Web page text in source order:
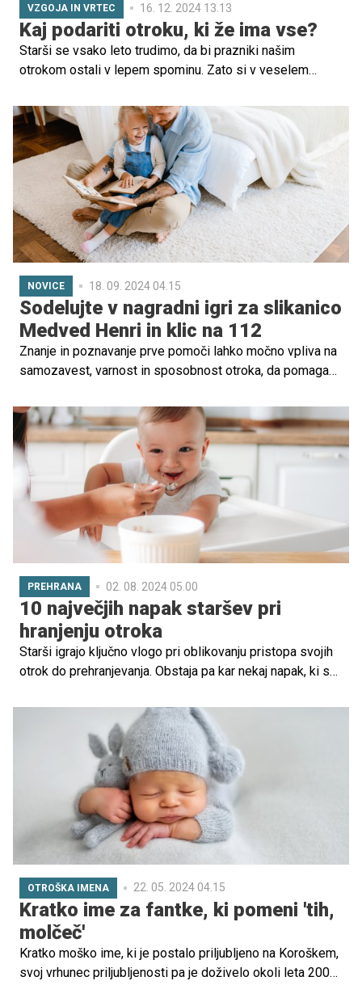
VZGOJA IN VRTEC 16. 12. 2024 13.13
Kaj podariti otroku, ki že ima vse?
Starši se vsako leto trudimo, da bi prazniki našim
otrokom ostali v lepem spominu. Zato si v veselem
doma, peko piškotov in postavljanje božičnega drevesa.
Ogromno časa posvetimo tudi iskanju pravega darila. Ne
bi namreč radi kupili nekaj, kar bo zanimivo le dan ali dva
in ne bo imelo nobene dodane vrednosti. Kaj torej
podariti?
NOVICE 18. 09. 2024 04.15
Sodelujte v nagradni igri za slikanico
Medved Henri in klic na 112
Znanje in poznavanje prve pomoči lahko močno vpliva na
samozavest, varnost in sposobnost otroka, da pomaga
poučno in krasno knjigo, s pomočjo katere boste otroku
približali znanje iz prve pomoči. Vse, kar morate storiti, je
to, da izpolnite spodnjo prijavnico.
PREHRANA 02. 08. 2024 05.00
10 največjih napak staršev pri
hranjenju otroka
Starši igrajo ključno vlogo pri oblikovanju pristopa svojih
otrok do prehranjevanja. Obstaja pa kar nekaj napak, ki se
OTROŠKA IMENA 22. 05. 2024 04.15
Kratko ime za fantke, ki pomeni 'tih,
molčeč'
Kratko moško ime, ki je postalo priljubljeno na Koroškem,
svoj vrhunec priljubljenosti pa je doživelo okoli leta 2000.